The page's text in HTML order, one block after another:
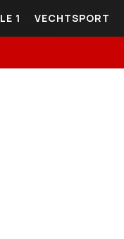
1 VECHTSPORT